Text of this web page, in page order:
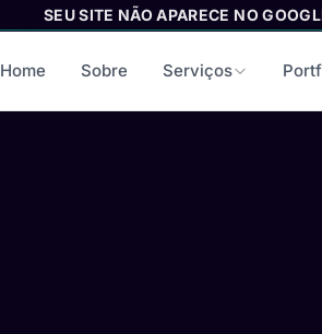
SEU SITE NÃO APARECE NO
Home Sobre Serviços